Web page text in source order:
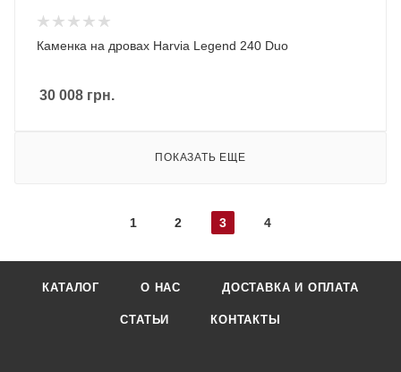
Каменка на дровах Harvia Legend 240 Duo
30 008 грн.
ПОКАЗАТЬ ЕЩЕ
1 2 3 4
КАТАЛОГ О НАС ДОСТАВКА И ОПЛАТА
СТАТЬИ КОНТАКТЫ